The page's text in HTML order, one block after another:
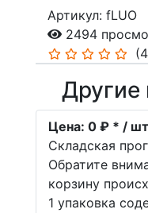
Артикул: fLUO
2494
Другие
Цена: 0 ₽ * /
Складская
Обратите
корзину
1 упаковка